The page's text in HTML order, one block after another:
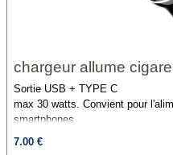
chargeur allume cigare
Sortie USB + TYPE C
max 30 watts. Convient pour
smartphones
7.00 €